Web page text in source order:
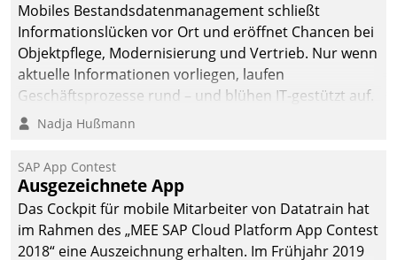
Mobiles Bestandsdatenmanagement schließt
Informationslücken vor Ort und eröffnet Chancen bei
Objektpflege, Modernisierung und Vertrieb. Nur wenn
aktuelle Informationen vorliegen, laufen
Geschäftsprozesse rund – und blühen IT-gestützt auf.
Nadja Hußmann
SAP App Contest
Ausgezeichnete App
Das Cockpit für mobile Mitarbeiter von Datatrain hat
im Rahmen des „MEE SAP Cloud Platform App Contest
2018“ eine Auszeichnung erhalten. Im Frühjahr 2019